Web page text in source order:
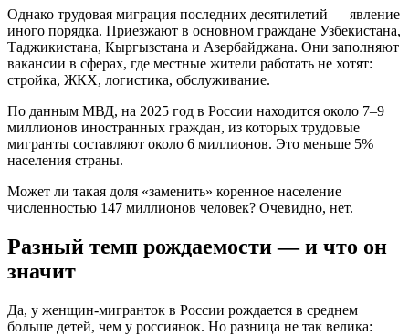
Однако трудовая миграция последних десятилетий — явление
иного порядка. Приезжают в основном граждане Узбекистана,
Таджикистана, Кыргызстана и Азербайджана. Они заполняют
вакансии в сферах, где местные жители работать не хотят:
стройка, ЖКХ, логистика, обслуживание.
По данным МВД, на 2025 год в России находится около 7–9
миллионов иностранных граждан, из которых трудовые
мигранты составляют около 6 миллионов. Это меньше 5%
населения страны.
Может ли такая доля «заменить» коренное население
численностью 147 миллионов человек? Очевидно, нет.
Разный темп рождаемости — и что он
значит
Да, у женщин-мигранток в России рождается в среднем
больше детей, чем у россиянок. Но разница не так велика: